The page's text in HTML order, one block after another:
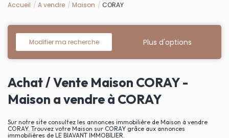
Nos biens
Nos agences
Contact
Accueil A vendre Maison CORAY
Modifier ma recherche Plus d'options
Achat / Vente Maison CORAY -
Maison a vendre à CORAY
Sur notre site consultez les annonces immobilière de Maison à vendre
CORAY. Trouvez votre Maison sur CORAY grâce aux annonces
immobilières de LE BIAVANT IMMOBILIER.